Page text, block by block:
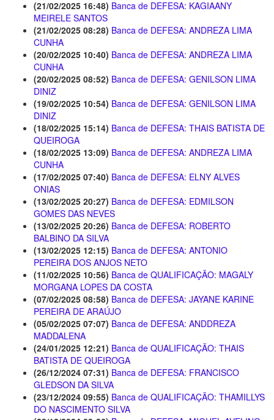
(21/02/2025 16:48) Banca de DEFESA: KAGIAANY
MEIRELE SANTOS
(21/02/2025 08:28) Banca de DEFESA: ANDREZA LIMA
CUNHA
(20/02/2025 10:40) Banca de DEFESA: ANDREZA LIMA
CUNHA
(20/02/2025 08:52) Banca de DEFESA: GENILSON LIMA
DINIZ
(19/02/2025 10:54) Banca de DEFESA: GENILSON LIMA
DINIZ
(18/02/2025 15:14) Banca de DEFESA: THAIS BATISTA DE
QUEIROGA
(18/02/2025 13:09) Banca de DEFESA: ANDREZA LIMA
CUNHA
(17/02/2025 07:40) Banca de DEFESA: ELNY ALVES
ONIAS
(13/02/2025 20:27) Banca de DEFESA: EDMILSON
GOMES DAS NEVES
(13/02/2025 20:26) Banca de DEFESA: ROBERTO
BALBINO DA SILVA
(13/02/2025 12:15) Banca de DEFESA: ANTONIO
PEREIRA DOS ANJOS NETO
(11/02/2025 10:56) Banca de QUALIFICAÇÃO: MAGALY
MORGANA LOPES DA COSTA
(07/02/2025 08:58) Banca de DEFESA: JAYANE KARINE
PEREIRA DE ARAÚJO
(05/02/2025 07:07) Banca de DEFESA: ANDDREZA
MADDALENA
(24/01/2025 12:21) Banca de QUALIFICAÇÃO: THAIS
BATISTA DE QUEIROGA
(26/12/2024 07:31) Banca de DEFESA: FRANCISCO
GLEDSON DA SILVA
(23/12/2024 09:55) Banca de QUALIFICAÇÃO: THAMILLYS
DO NASCIMENTO SILVA